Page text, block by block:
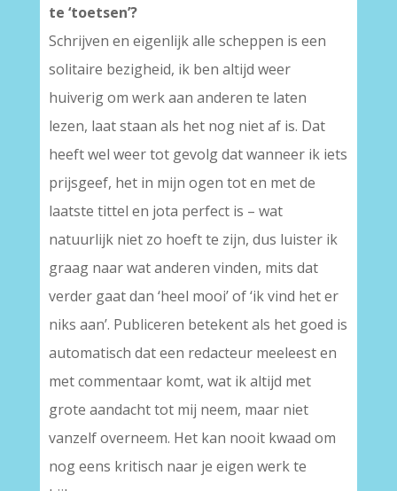
te ‘toetsen’?
Schrijven en eigenlijk alle scheppen is een
solitaire bezigheid, ik ben altijd weer
huiverig om werk aan anderen te laten
lezen, laat staan als het nog niet af is. Dat
heeft wel weer tot gevolg dat wanneer ik iets
prijsgeef, het in mijn ogen tot en met de
laatste tittel en jota perfect is – wat
natuurlijk niet zo hoeft te zijn, dus luister ik
graag naar wat anderen vinden, mits dat
verder gaat dan ‘heel mooi’ of ‘ik vind het er
niks aan’. Publiceren betekent als het goed is
automatisch dat een redacteur meeleest en
met commentaar komt, wat ik altijd met
grote aandacht tot mij neem, maar niet
vanzelf overneem. Het kan nooit kwaad om
nog eens kritisch naar je eigen werk te